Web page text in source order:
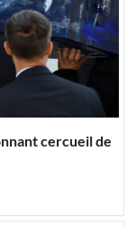
cercueil de